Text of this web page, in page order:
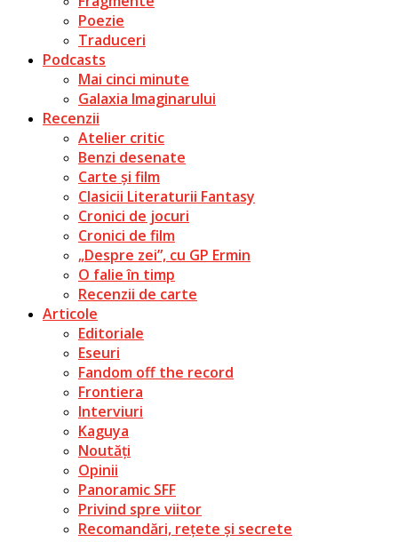
Poezie
Traduceri
Podcasts
Mai cinci minute
Galaxia Imaginarului
Recenzii
Atelier critic
Benzi desenate
Carte și film
Clasicii Literaturii Fantasy
Cronici de jocuri
Cronici de film
„Despre zei”, cu GP Ermin
O falie în timp
Recenzii de carte
Articole
Editoriale
Eseuri
Fandom off the record
Frontiera
Interviuri
Kaguya
Noutăți
Opinii
Panoramic SFF
Privind spre viitor
Recomandări, rețete și secrete